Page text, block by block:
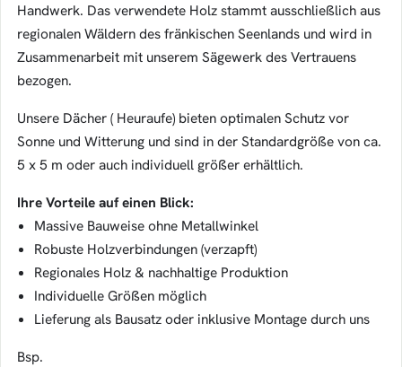
Handwerk. Das verwendete Holz stammt ausschließlich aus
regionalen Wäldern des fränkischen Seenlands und wird in
Zusammenarbeit mit unserem Sägewerk des Vertrauens
bezogen.
Unsere Dächer ( Heuraufe) bieten optimalen Schutz vor
Sonne und Witterung und sind in der Standardgröße von ca.
5 x 5 m oder auch individuell größer erhältlich.
Ihre Vorteile auf einen Blick:
Massive Bauweise ohne Metallwinkel
Robuste Holzverbindungen (verzapft)
Regionales Holz & nachhaltige Produktion
Individuelle Größen möglich
Lieferung als Bausatz oder inklusive Montage durch uns
Bsp.